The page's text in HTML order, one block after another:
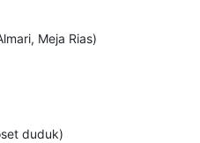
Meja Rias)
duduk)